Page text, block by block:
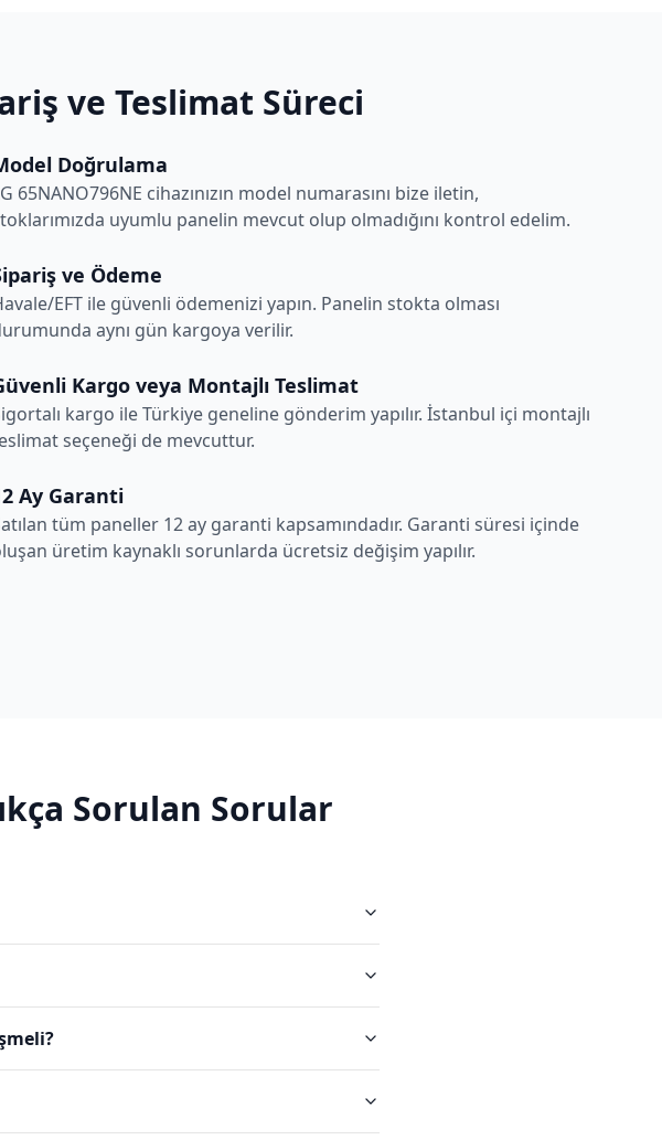
ve Teslimat Süreci
Doğrulama
65NANO796NE cihazınızın model numarasını bize iletin,
uyumlu panelin mevcut olup olmadığını kontrol edelim.
ve Ödeme
EFT ile güvenli ödemenizi yapın. Panelin stokta olması
aynı gün kargoya verilir.
Kargo veya Montajlı Teslimat
kargo ile Türkiye geneline gönderim yapılır. İstanbul içi montajlı
seçeneği de mevcuttur.
Ay Garanti
tüm paneller 12 ay garanti kapsamındadır. Garanti süresi içinde
üretim kaynaklı sorunlarda ücretsiz değişim yapılır.
Sorulan Sorular